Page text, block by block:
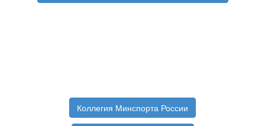
Коллегия Минспорта России